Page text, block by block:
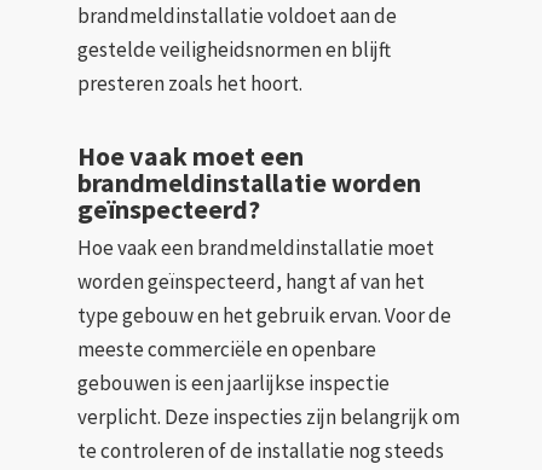
brandmeldinstallatie voldoet aan de
gestelde veiligheidsnormen en blijft
presteren zoals het hoort.
Hoe vaak moet een
brandmeldinstallatie worden
geïnspecteerd?
Hoe vaak een brandmeldinstallatie moet
worden geïnspecteerd, hangt af van het
type gebouw en het gebruik ervan. Voor de
meeste commerciële en openbare
gebouwen is een jaarlijkse inspectie
verplicht. Deze inspecties zijn belangrijk om
te controleren of de installatie nog steeds